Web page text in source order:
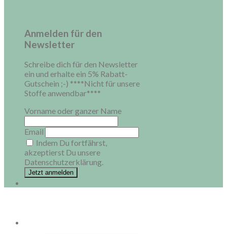
Anmelden für den
Newsletter
Schreibe dich für den Newsletter
ein und erhalte ein 5% Rabatt-
Gutschein ;-) ****Nicht für unsere
Stoffe anwendbar****
Vorname oder ganzer Name
Email
Indem Du fortfährst,
akzeptierst Du unsere
Datenschutzerklärung.